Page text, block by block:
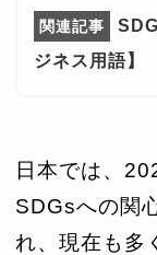
ジネス用語】
日本では、
SDGsへの関
れ、現在も多